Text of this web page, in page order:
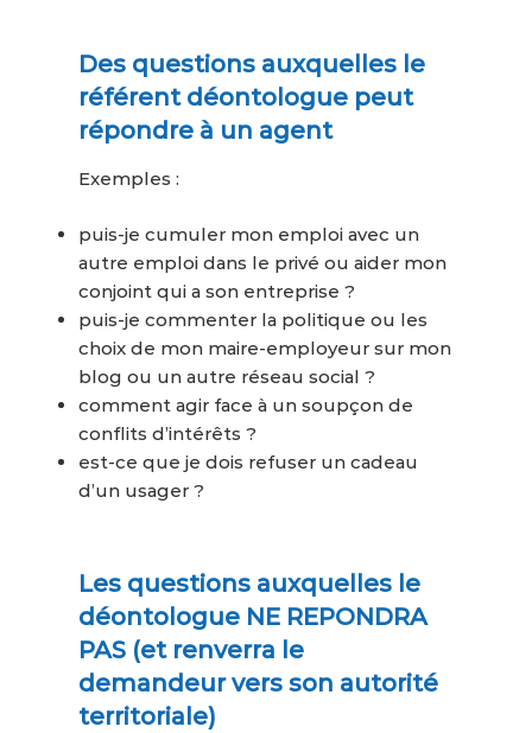
Des questions auxquelles le
référent déontologue peut
répondre à un agent
Exemples :
puis-je cumuler mon emploi avec un
autre emploi dans le privé ou aider mon
conjoint qui a son entreprise ?
puis-je commenter la politique ou les
choix de mon maire-employeur sur mon
blog ou un autre réseau social ?
comment agir face à un soupçon de
conflits d’intérêts ?
est-ce que je dois refuser un cadeau
d’un usager ?
Les questions auxquelles le
déontologue NE REPONDRA
PAS (et renverra le
demandeur vers son autorité
territoriale)